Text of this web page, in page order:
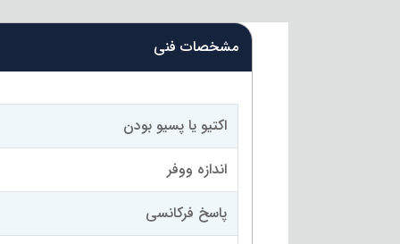
مشخصات فنی
اکتیو یا پسیو بودن
اندازه ووفر
پاسخ فرکانسی